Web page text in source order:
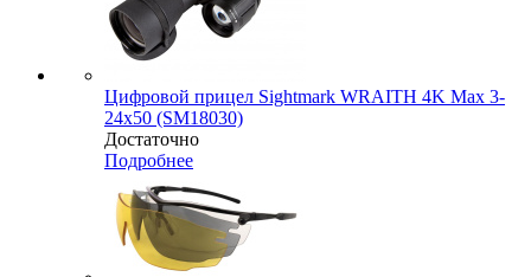
Цифровой прицел Sightmark WRAITH 4K Max 3-
24x50 (SM18030)
Достаточно
Подробнее